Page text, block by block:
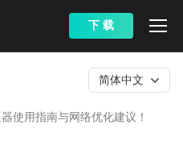
下 载
使用指南与网络优化建议！
简体中文